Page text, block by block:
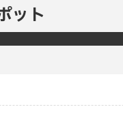
ット